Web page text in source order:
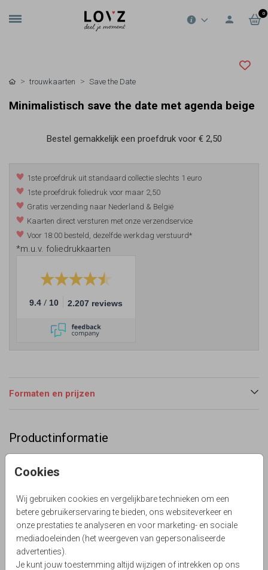
0
Cookies
Wij gebruiken cookies en vergelijkbare technieken om een
betere gebruikerservaring te bieden, ons websiteverkeer en
onze prestaties te analyseren en voor marketing- en sociale
mediadoeleinden (het weergeven van gepersonaliseerde
advertenties).
Je kunt jouw toestemming altijd wijzigen of intrekken op ons
trouwkaarten Save the Date
Minimalistisch save the date met agenda beige
Bestel gemakkelijk een proefdruk voor € 2,50
1ste proefdruk uit standaard collectie slechts 1 euro
1ste proefdruk foliedruk voor maar 2,50
Gratis verzending naar Nederland & België
Kaarten direct versturen met onze verzendservice
Voor 18:00 besteld, dezelfde werkdag verstuurd*
*m.u.v. foliedrukkaarten
9.4 / 10 2.207 reviews
Formaten en prijzen
Productinformatie
Moderne stijlvolle save the date uitnodiging agenda in
ronde hoekjes.
Lievez
Collectie
Save the Date